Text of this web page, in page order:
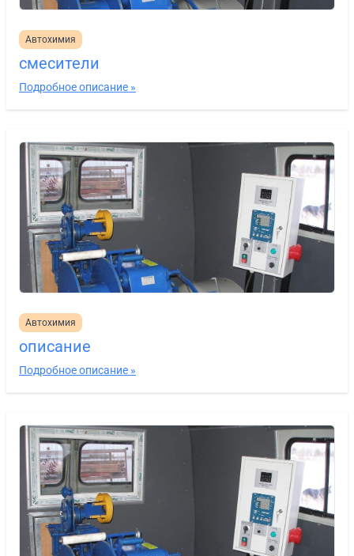
Автохимия
смесители
Подробное описание »
Автохимия
описание
Подробное описание »